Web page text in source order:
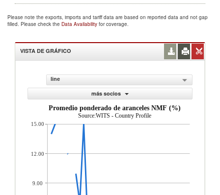
Please note the exports, imports and tariff data are based on reported data and not gap
filled. Please check the Data Availability for coverage.
VISTA DE GRÁFICO
line
más socios
Promedio ponderado de aranceles NMF (%)
Source:WITS - Country Profile
15.00
12.00
9.00